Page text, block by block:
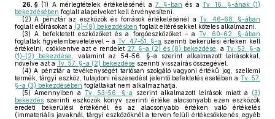
26. § (1) A mérlegtételek értékelésénél a 7. §-ban és aTv. 16. §-ának (1)
bekezdésében foglalt alapelveket kell érvényesíteni.
(2) A pénztár az eszközök és források értékelésénél aTv. 46–68. §-ában
foglalt előírásokat a (3)–(9) bekezdésben foglalt eltérésekkel köteles alkalmazni.
(3) A befektetett eszközöket és a forgóeszközöket – a Tv. 60–62. §-ában
foglaltak figyelembevételével – a Tv. 47–51. §-a szerinti bekerülési értéken kell
értékelni, csökkentve azt e rendelet 27. §-a (2) és (8) bekezdése , a Tv. 53. §-a
(1)–(2) bekezdése
, valamint az 54–56. §-a szerint alkalmazott leírásokkal,
növelve azt a Tv. 57. §-a (2) bekezdése szerinti visszaírás összegével.
(4) A pénztár a tevékenységét tartósan szolgáló vagyoni értékű jog, szellemi
termék, tárgyi eszköz, tulajdoni részesedést jelentő befektetés esetében a Tv. 57.
§-a (3) bekezdésében foglaltakat nem alkalmazhatja.
(5) Amennyiben a Tv. 53–56. §-a szerint alkalmazott leírások miatt a (3)
bekezdés szerinti eszközök könyv szerinti értéke alacsonyabb ezen eszközök
eredeti bekerülési értékénél és az alacsonyabb értéken való értékelés
(immateriális javaknál, tárgyi eszközöknél a terven felüli értékcsökkenés, egyéb